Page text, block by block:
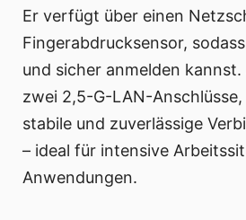
Er verfügt über einen
Fingerabdrucksensor,
und sicher anmelden
zwei 2,5-G-LAN-
stabile und zuverlässige
– ideal für intensive
Anwendungen.